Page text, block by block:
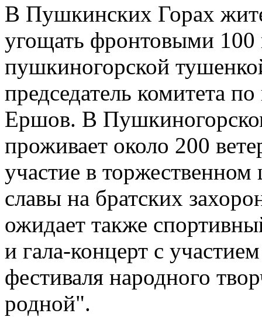
В Пушкинских Горах
угощать фронтовыми
пушкиногорской
председатель комитета
Ершов. В
проживает около 200
участие в
славы на братских
ожидает также
и гала-концерт с
фестиваля народного
родной".